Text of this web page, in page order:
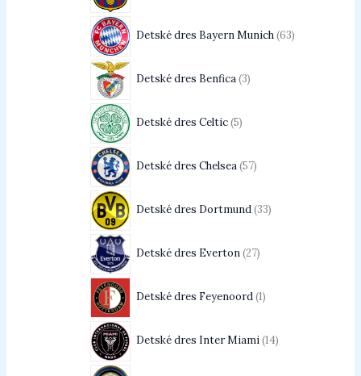
Detské dres Bayern Munich 63
Detské dres Benfica 3
Detské dres Celtic 5
Detské dres Chelsea 57
Detské dres Dortmund 33
Detské dres Everton 27
Detské dres Feyenoord 1
Detské dres Inter Miami 14